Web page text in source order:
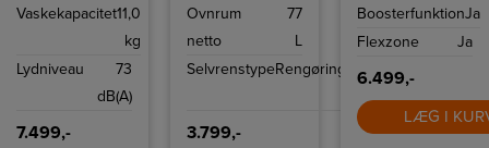
Vaskekapacitet11,0
kg
Lydniveau
73
dB(A)
7.499,-
Ovnrum
netto
77
L
SelvrenstypeRengøringsvenlig
emalje
3.799,-
powerMove Plus
Plus.
BoosterfunktionJa
Flexzone
Ja
6.499,-
LÆG I